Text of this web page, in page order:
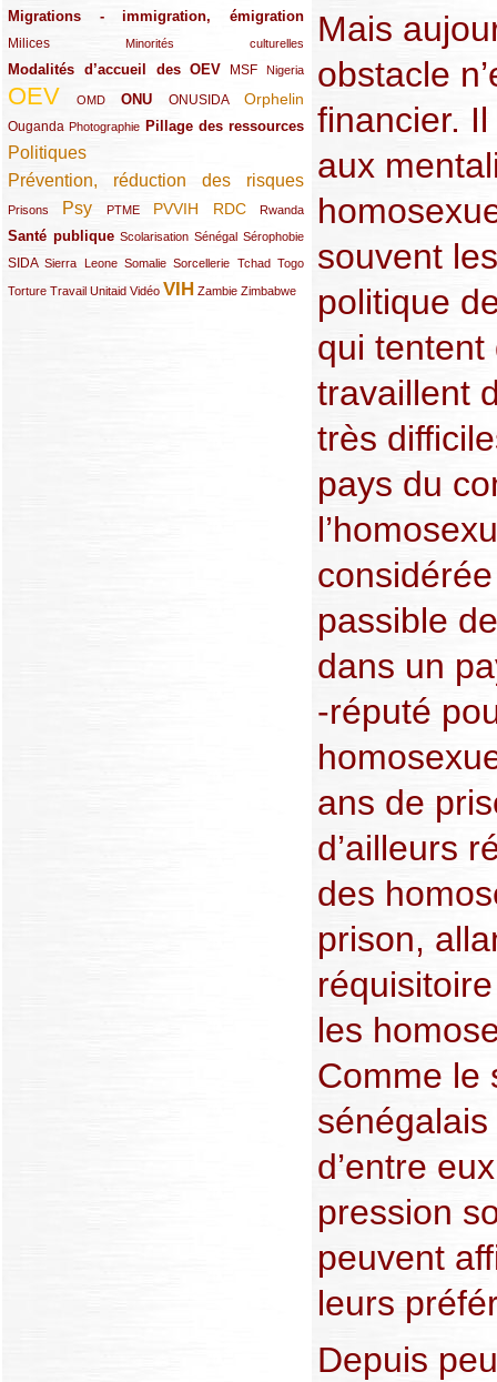
Migrations - immigration, émigration
(67/289)
Milices
(34/289) Minorités culturelles
(15/289)
Modalités d’accueil des OEV
(58/289) MSF
(54/289) Nigeria
(27/289)
OEV
(269/289) OMD
(26/289) ONU
(58/289) ONUSIDA
(44/289) Orphelin
(112/289)
Ouganda
(29/289) Photographie
(27/289) Pillage des ressources
(77/289)
Politiques
(120/289)
Prévention, réduction des risques
(131/289)
Prisons
(22/289) Psy
(119/289) PTME
(12/289) PVVIH
(111/289) RDC
(104/289) Rwanda
(23/289)
Santé publique
(59/289) Scolarisation
(9/289) Sénégal
(13/289) Sérophobie
(19/289)
SIDA
(29/289)Sierra Leone
(13/289) Somalie
(12/289) Sorcellerie
(19/289) Tchad
(10/289) Togo
(15/289)
Torture
(17/289)Travail
(21/289) Unitaid
(26/289) Vidéo
(23/289) VIH
(154/289) Zambie
(12/289) Zimbabwe
(21/289)
Mais
obstacle
financier.
aux
souvent
politique
qui tentent
travaillent
très
pays du
passible
dans un
-réputé
ans de
d’ailleurs
des
prison,
les
Comme le
d’entre
pression
peuvent
leurs
Depuis